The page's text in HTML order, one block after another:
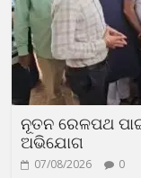
ନୂତନ ରେଳପଥ
ଅଭିଯୋଗ
07/08/2026 0